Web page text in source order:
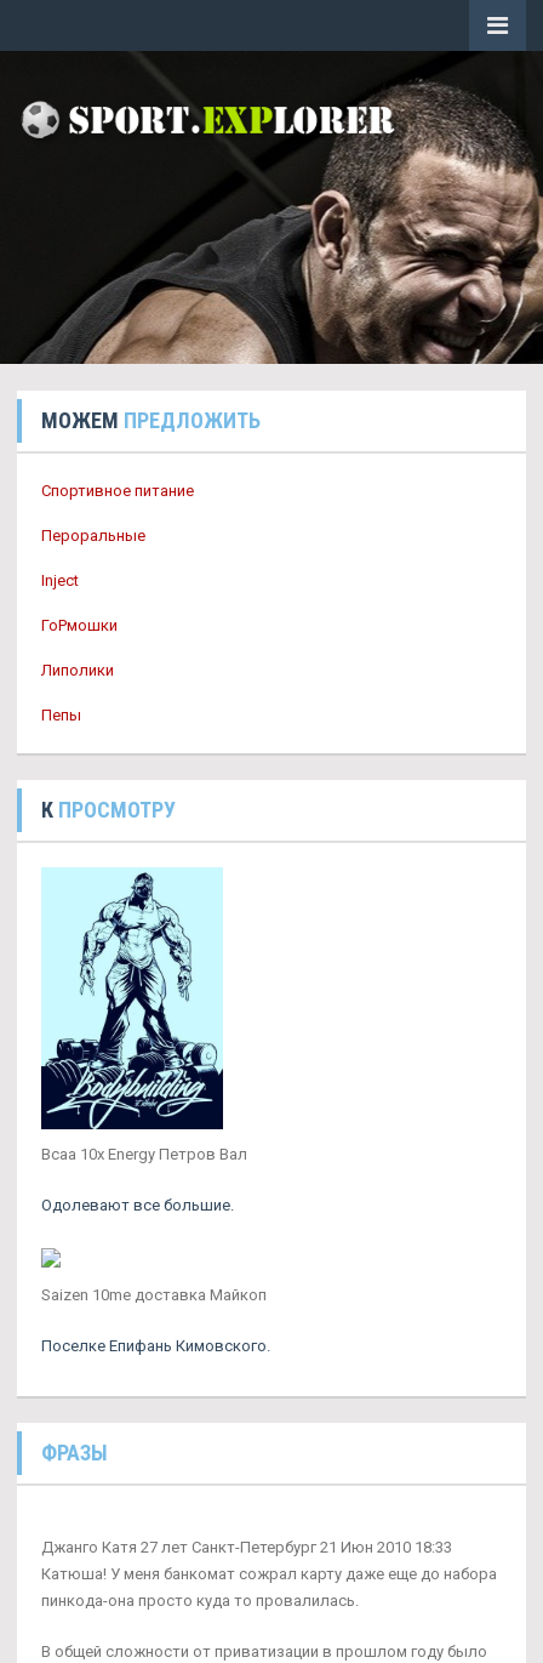
МОЖЕМ ПРЕДЛОЖИТЬ
Спортивное питание
Пероральные
Inject
ГоРмошки
Липолики
Пепы
К ПРОСМОТРУ
Bcaa 10x Energy Петров Вал
Одолевают все большие.
Saizen 10me доставка Майкоп
Поселке Епифань Кимовского.
ФРАЗЫ
Джанго Катя 27 лет Санкт-Петербург 21 Июн 2010 18:33
Катюша! У меня банкомат сожрал карту даже еще до набора
пинкода-она просто куда то провалилась.
В общей сложности от приватизации в прошлом году было